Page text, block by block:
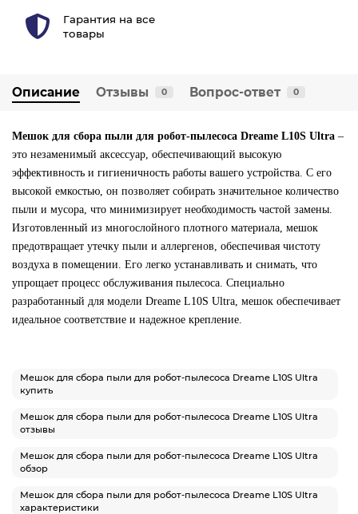
Гарантия на все
товары
Описание Отзывы 0 Вопрос-ответ 0
Мешок для сбора пыли для робот-пылесоса Dreame L10S Ultra –
это незаменимый аксессуар, обеспечивающий высокую
эффективность и гигиеничность работы вашего устройства. С его
высокой емкостью, он позволяет собирать значительное количество
пыли и мусора, что минимизирует необходимость частой замены.
Изготовленный из многослойного плотного материала, мешок
предотвращает утечку пыли и аллергенов, обеспечивая чистоту
воздуха в помещении. Его легко устанавливать и снимать, что
упрощает процесс обслуживания пылесоса. Специально
разработанный для модели Dreame L10S Ultra, мешок обеспечивает
идеальное соответствие и надежное крепление.
Мешок для сбора пыли для робот-пылесоса Dreame L10S Ultra
купить
Мешок для сбора пыли для робот-пылесоса Dreame L10S Ultra
отзывы
Мешок для сбора пыли для робот-пылесоса Dreame L10S Ultra
обзор
Мешок для сбора пыли для робот-пылесоса Dreame L10S Ultra
характеристики